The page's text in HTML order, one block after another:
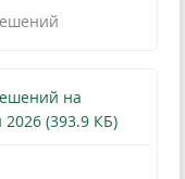
на
(393.9 КБ)